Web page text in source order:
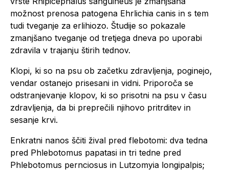
možnost prenosa patogena Ehrlichia canis in s tem
tudi tveganje za erlihiozo. Študije so pokazale
zmanjšano tveganje od tretjega dneva po uporabi
zdravila v trajanju štirih tednov.
Klopi, ki so na psu ob začetku zdravljenja, poginejo,
vendar ostanejo prisesani in vidni. Priporoča se
odstranjevanje klopov, ki so prisotni na psu v času
zdravljenja, da bi preprečili njihovo pritrditev in
sesanje krvi.
Enkratni nanos ščiti žival pred flebotomi: dva tedna
pred Phlebotomus papatasi in tri tedne pred
Phlebotomus pernciosus in Lutzomyia longipalpis;